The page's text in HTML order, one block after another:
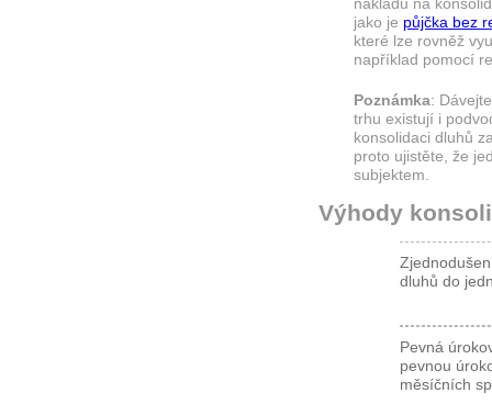
jako je půjčka bez
které lze rovněž
například pomocí
Poznámka:
trhu existují i
konsolidaci dluhů
proto ujistěte, že
subjektem.
Výhody
dluhů do
Pevná
pevnou
měsíčních